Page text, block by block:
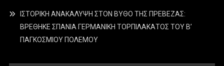
ΙΣΤΟΡΙΚΗ ΑΝΑΚΑΛΥΨΗ ΣΤΟΝ ΒΥΘΟ ΤΗΣ ΠΡΕΒΕΖΑΣ:
ΒΡΕΘΗΚΕ ΣΠΑΝΙΑ ΓΕΡΜΑΝΙΚΗ ΤΟΡΠΙΛΑΚΑΤΟΣ ΤΟΥ Β’
ΠΑΓΚΟΣΜΙΟΥ ΠΟΛΕΜΟΥ